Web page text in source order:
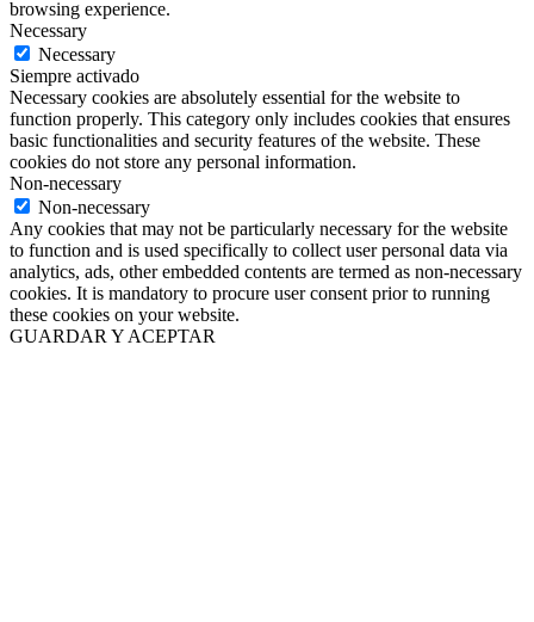
browsing experience.
Necessary
Necessary
Siempre activado
Necessary cookies are absolutely essential for the website to
function properly. This category only includes cookies that ensures
basic functionalities and security features of the website. These
cookies do not store any personal information.
Non-necessary
Non-necessary
Any cookies that may not be particularly necessary for the website
to function and is used specifically to collect user personal data via
analytics, ads, other embedded contents are termed as non-necessary
cookies. It is mandatory to procure user consent prior to running
these cookies on your website.
GUARDAR Y ACEPTAR